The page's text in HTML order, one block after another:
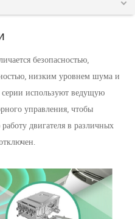
безопасностью,
низким уровнем шума и
серии используют ведущую
управления, чтобы
двигателя в различных